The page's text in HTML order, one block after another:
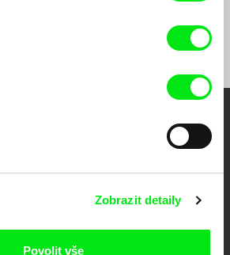
Zobrazit detaily
Povolit vše
festivalové filmy